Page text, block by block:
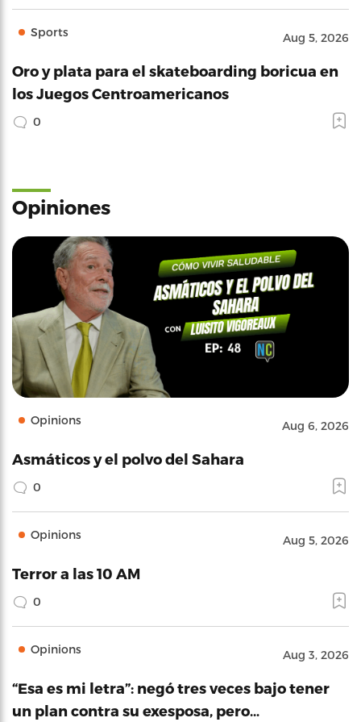
Sports Aug 5, 2026
Oro y plata para el skateboarding boricua en
los Juegos Centroamericanos
0
Opiniones
Opinions Aug 6, 2026
Asmáticos y el polvo del Sahara
0
Opinions Aug 5, 2026
Terror a las 10 AM
0
Opinions Aug 3, 2026
“Esa es mi letra”: negó tres veces bajo tener
un plan contra su exesposa, pero…